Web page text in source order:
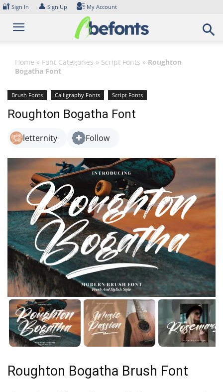
Skip
content
🔐 Sign In 👤 Sign Up My Account
Home » Font Categories » Script Fonts » Roughton
Bogatha Font
Brush Fonts Calligraphy Fonts Script Fonts
Roughton Bogatha Font
letternity Follow
Roughton Bogatha Brush Font